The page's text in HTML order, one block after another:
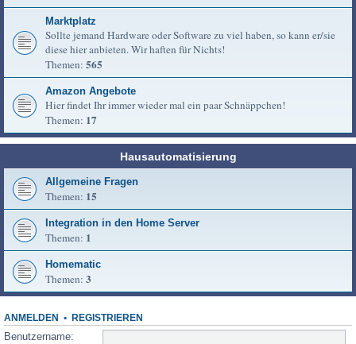
Marktplatz
Sollte jemand Hardware oder Software zu viel haben, so kann er/sie
diese hier anbieten. Wir haften für Nichts!
Themen: 565
Amazon Angebote
Hier findet Ihr immer wieder mal ein paar Schnäppchen!
Themen: 17
Hausautomatisierung
Allgemeine Fragen
Themen: 15
Integration in den Home Server
Themen: 1
Homematic
Themen: 3
ANMELDEN • REGISTRIEREN
Benutzername: